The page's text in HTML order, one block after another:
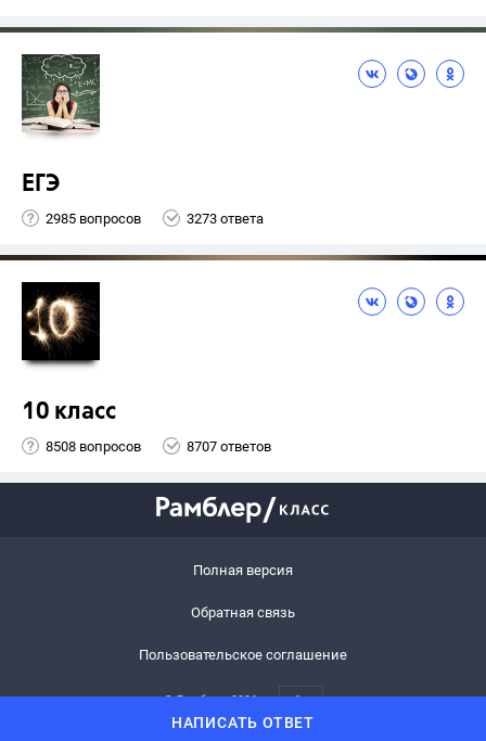
НАПИСАТЬ ОТВЕТ
ЕГЭ
2985 вопросов 3273 ответа
10 класс
8508 вопросов 8707 ответов
Полная версия
Обратная связь
Пользовательское соглашение
© Рамблер,2026 6+